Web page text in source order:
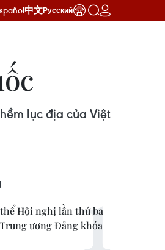
中文Русский
lục địa của Việt
Hội nghị lần thứ ba
ương Đảng khóa